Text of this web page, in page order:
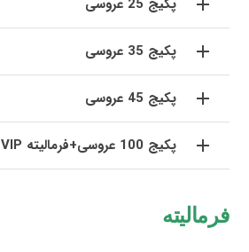
پکیج 35 عروسی
پکیج 45 عروسی
پکیج 100 عروسی+فرمالیته VIP
فرمالیته